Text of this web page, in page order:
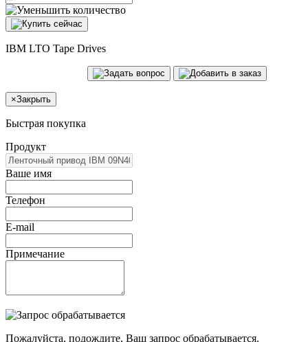
IBM LTO Tape Drives
×Закрыть
Быстрая покупка
Продукт
Ваше имя
Телефон
E-mail
Примечание
Пожалуйста, подождите, Ваш запрос обрабатывается.